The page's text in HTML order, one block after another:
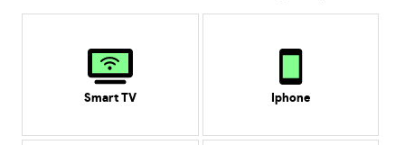
Smart TV Iphone